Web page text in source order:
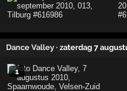
Dance Valley · zaterdag 7
1